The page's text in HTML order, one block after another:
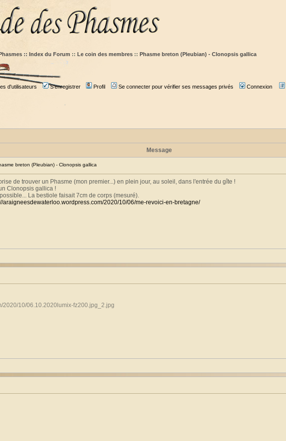
:: Index du Forum :: Le coin des membres :: Phasme breton (Pleubian) - Clonopsis gallica
d'utilisateurs S'enregistrer Profil Se connecter pour vérifier ses messages privés Connexion
Message
breton (Pleubian) - Clonopsis gallica
de trouver un Phasme (mon premier...) en plein jour, au soleil, dans l'entrée du gîte !
Clonopsis gallica !
La bestiole faisait 7cm de corps (mesuré).
araigneesdewaterloo.wordpress.com/2020/10/06/me-revoici-en-bretagne/
2020/10/06.10.2020lumix-fz200.jpg_2.jpg